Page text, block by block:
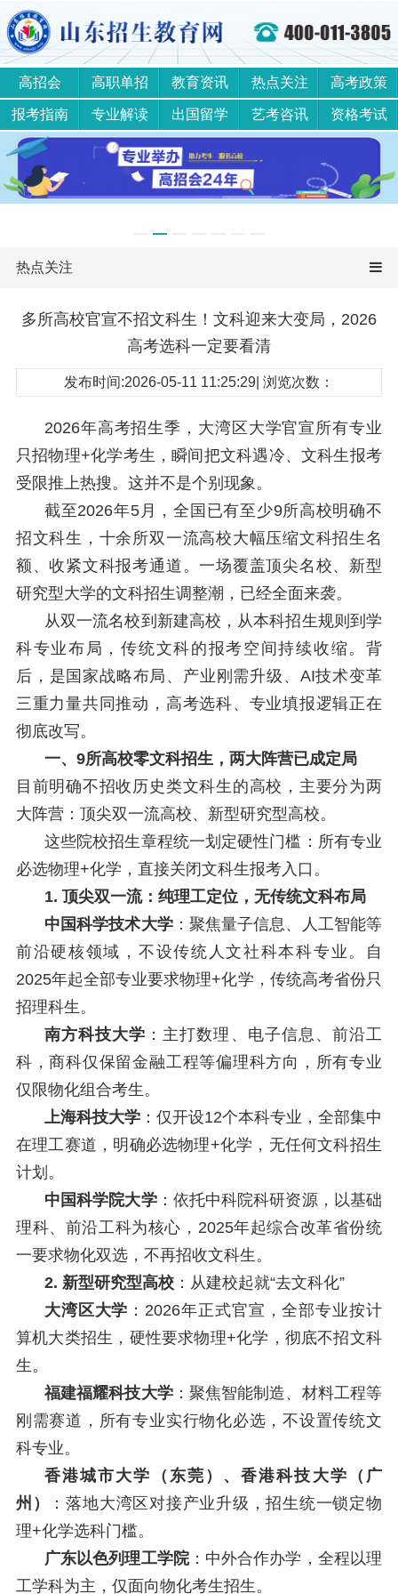
高招会 高职单招 教育资讯 热点关注 高考政策
报考指南 专业解读 出国留学 艺考咨讯 资格考试
热点关注
多所高校官宣不招文科生！文科迎来大变局，2026
高考选科一定要看清
发布时间:2026-05-11 11:25:29| 浏览次数：
2026年高考招生季，大湾区大学官宣所有专业
只招物理+化学考生，瞬间把文科遇冷、文科生报考
受限推上热搜。这并不是个别现象。
截至2026年5月，全国已有至少9所高校明确不
招文科生，十余所双一流高校大幅压缩文科招生名
额、收紧文科报考通道。一场覆盖顶尖名校、新型
研究型大学的文科招生调整潮，已经全面来袭。
从双一流名校到新建高校，从本科招生规则到学
科专业布局，传统文科的报考空间持续收缩。背
后，是国家战略布局、产业刚需升级、AI技术变革
三重力量共同推动，高考选科、专业填报逻辑正在
彻底改写。
一、9所高校零文科招生，两大阵营已成定局
目前明确不招收历史类文科生的高校，主要分为两
大阵营：顶尖双一流高校、新型研究型高校。
这些院校招生章程统一划定硬性门槛：所有专业
必选物理+化学，直接关闭文科生报考入口。
1. 顶尖双一流：纯理工定位，无传统文科布局
中国科学技术大学：聚焦量子信息、人工智能等
前沿硬核领域，不设传统人文社科本科专业。自
2025年起全部专业要求物理+化学，传统高考省份只
招理科生。
南方科技大学 ：主打数理、电子信息、前沿工
科，商科仅保留金融工程等偏理科方向，所有专业
仅限物化组合考生。
上海科技大学：仅开设12个本科专业，全部集中
在理工赛道，明确必选物理+化学，无任何文科招生
计划。
中国科学院大学：依托中科院科研资源，以基础
理科、前沿工科为核心，2025年起综合改革省份统
一要求物化双选，不再招收文科生。
2. 新型研究型高校：从建校起就“去文科化”
大湾区大学 ：2026年正式官宣，全部专业按计
算机大类招生，硬性要求物理+化学，彻底不招文科
生。
福建福耀科技大学：聚焦智能制造、材料工程等
刚需赛道，所有专业实行物化必选，不设置传统文
科专业。
香港城市大学（东莞）、香港科技大学（广
州）
：落地大湾区对接产业升级，招生统一锁定物
理+化学选科门槛。
广东以色列理工学院：中外合作办学，全程以理
工学科为主，仅面向物化考生招生。